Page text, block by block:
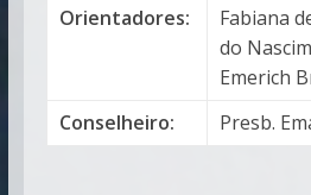
Orientadores:
Fabiana
do
Emerich
Conselheiro:
Presb.